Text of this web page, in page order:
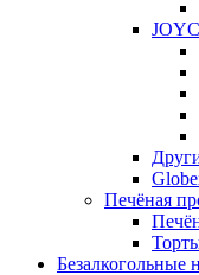
Печёная
Безалкогольные